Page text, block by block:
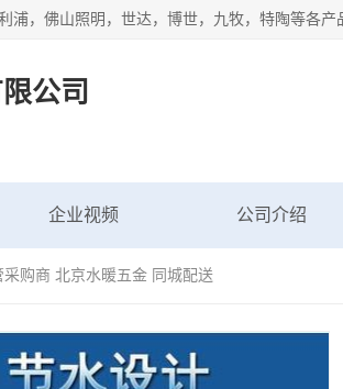
公司
企业视频 公司介绍
购商 北京水暖五金 同城配送